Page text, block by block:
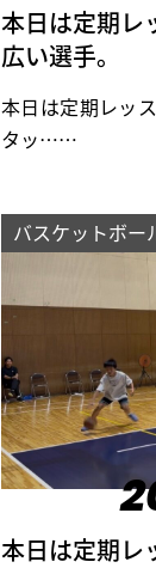
本日は定期
広い選手。
本日は定期レッ
タッ……
バスケットボー
本日は定期レ